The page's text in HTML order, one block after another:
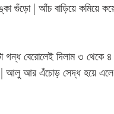
গুঁড়ো | আঁচ বাড়িয়ে কমিয়ে
বেরোলেই দিলাম ৩ থেকে
| আলু আর এঁচোড় সেদ্ধ হয়ে